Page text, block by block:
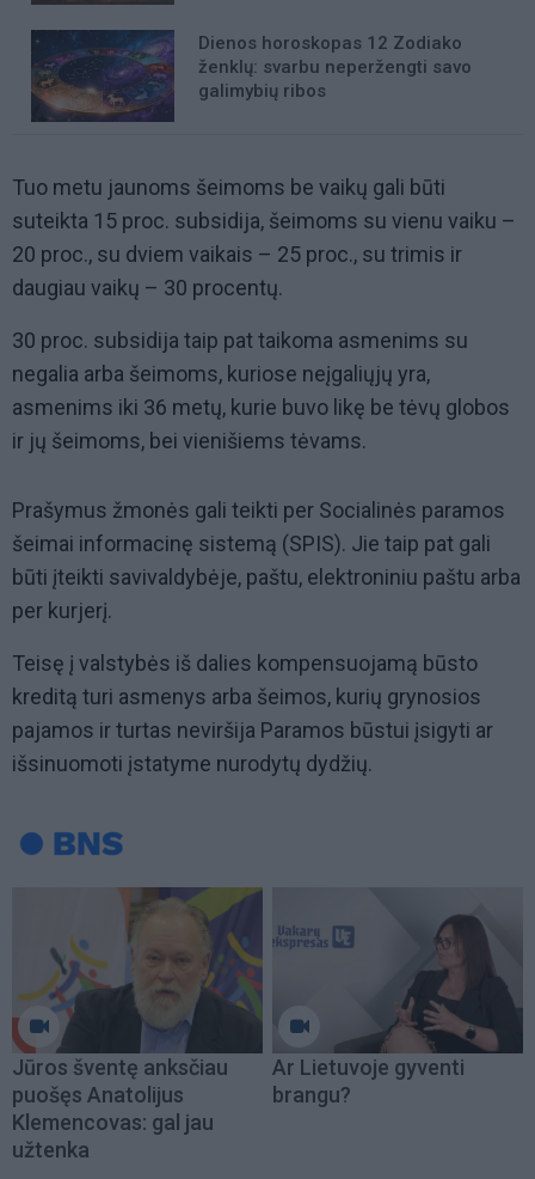
Dienos horoskopas 12 Zodiako
ženklų: svarbu neperžengti savo
galimybių ribos
Tuo metu jaunoms šeimoms be vaikų gali būti
suteikta 15 proc. subsidija, šeimoms su vienu vaiku –
20 proc., su dviem vaikais – 25 proc., su trimis ir
daugiau vaikų – 30 procentų.
30 proc. subsidija taip pat taikoma asmenims su
negalia arba šeimoms, kuriose neįgaliųjų yra,
asmenims iki 36 metų, kurie buvo likę be tėvų globos
ir jų šeimoms, bei vienišiems tėvams.
Prašymus žmonės gali teikti per Socialinės paramos
šeimai informacinę sistemą (SPIS). Jie taip pat gali
būti įteikti savivaldybėje, paštu, elektroniniu paštu arba
per kurjerį.
Teisę į valstybės iš dalies kompensuojamą būsto
kreditą turi asmenys arba šeimos, kurių grynosios
pajamos ir turtas neviršija Paramos būstui įsigyti ar
išsinuomoti įstatyme nurodytų dydžių.
Jūros šventę anksčiau
puošęs Anatolijus
Klemencovas: gal jau
užtenka
Ar Lietuvoje gyventi
brangu?